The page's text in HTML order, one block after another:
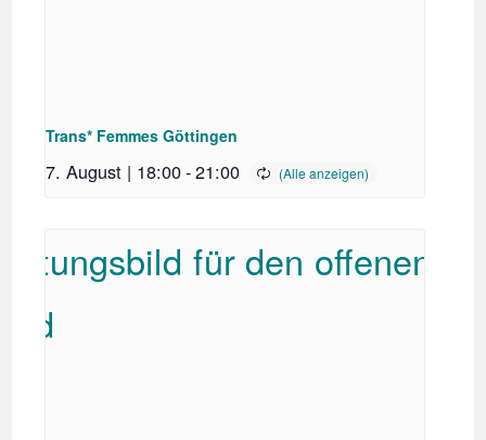
Trans* Femmes Göttingen
7. August | 18:00-21:00